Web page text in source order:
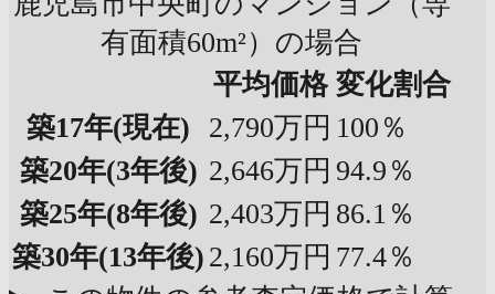
有面積60m²）の場合
平均価格 変化割合
築17年(現在) 2,790万円 100％
築20年(3年後) 2,646万円 94.9％
築25年(8年後) 2,403万円 86.1％
築30年(13年後) 2,160万円 77.4％